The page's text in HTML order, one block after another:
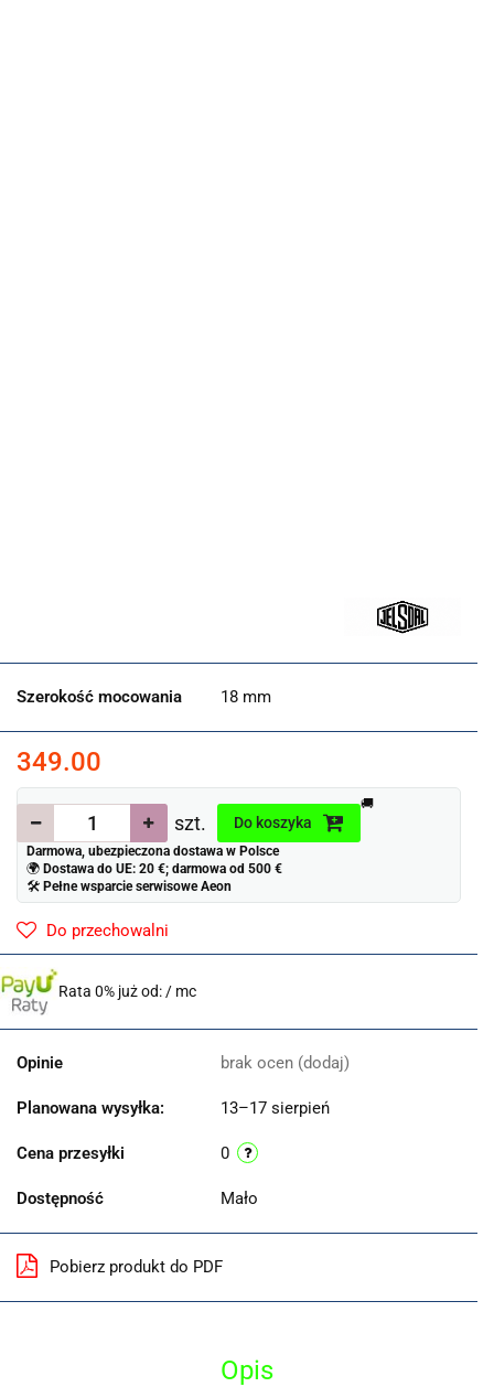
Szerokość mocowania 18 mm
349.00
szt. Do koszyka
🚚
Darmowa, ubezpieczona dostawa w Polsce
🌍 Dostawa do UE: 20 €; darmowa od 500 €
🛠 Pełne wsparcie serwisowe Aeon
Do przechowalni
Rata 0% już od: / mc
Opinie brak ocen (dodaj)
Planowana wysyłka: 13–17 sierpień
Cena przesyłki 0
Dostępność Mało
Pobierz produkt do PDF
Opis